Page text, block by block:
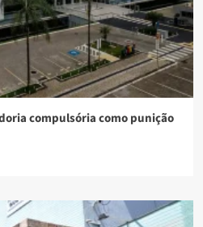
compulsória como punição